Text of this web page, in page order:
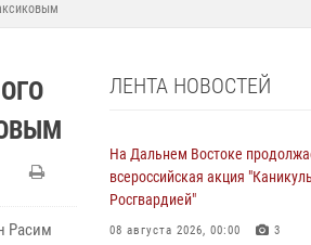
Расим
ЛЕНТА НОВОСТЕЙ
На Дальнем Востоке
всероссийская акция
Росгвардией"
08 августа 2026, 00:00 3